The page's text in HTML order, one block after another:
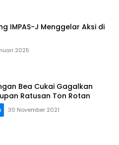
J Menggelar Aksi di
2025
Bea Cukai Gagalkan
Ratusan Ton Rotan
30 November 2021